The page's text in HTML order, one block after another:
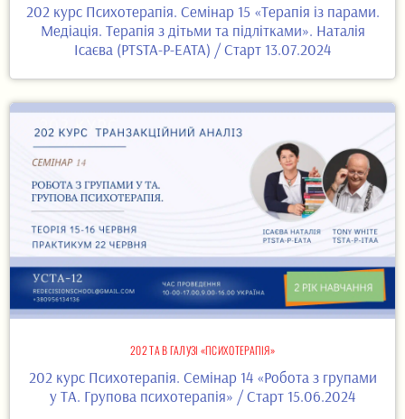
202 курс Психотерапія. Семінар 15 «Терапія із парами.
Медіація. Терапія з дітьми та підлітками». Наталія
Ісаєва (PTSTA-P-EATA) / Старт 13.07.2024
202 ТА В ГАЛУЗІ «ПСИХОТЕРАПІЯ»
202 курс Психотерапія. Семінар 14 «Робота з групами
у ТА. Групова психотерапія» / Старт 15.06.2024